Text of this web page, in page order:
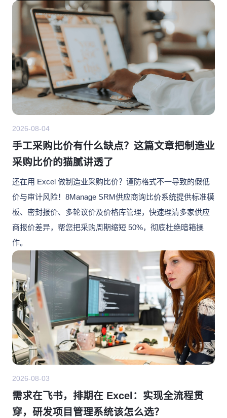
2026-08-04
手工采购比价有什么缺点？这篇文章把制造业
采购比价的猫腻讲透了
还在用 Excel 做制造业采购比价？谨防格式不一导致的假低
价与审计风险！8Manage SRM供应商询比价系统提供标准模
板、密封报价、多轮议价及价格库管理，快速理清多家供应
商报价差异，帮您把采购周期缩短 50%，彻底杜绝暗箱操
作。
2026-08-03
需求在飞书，排期在 Excel：实现全流程贯
穿，研发项目管理系统该怎么选？